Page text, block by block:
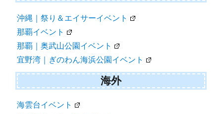
沖縄｜祭り＆エイサーイベント
那覇イベント
那覇｜奥武山公園イベント
宜野湾｜ぎのわん海浜公園イベント
海外
海雲台イベント